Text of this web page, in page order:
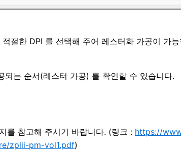
절한 DPI 를 선택해 주어 레스터화 가공이 가
는 순서(레스터 가공) 를 확인할 수 있습니다.
를 참고해 주시기 바랍니다. (링크 : https://
zplii-pm-vol1.pdf)